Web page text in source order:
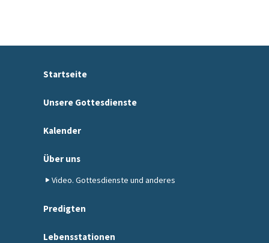
Startseite
Unsere Gottesdienste
Kalender
Über uns
Video. Gottesdienste und anderes
Predigten
Lebensstationen